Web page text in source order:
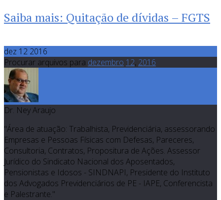
Saiba mais: Quitação de dívidas – FGTS
dez 12 2016
Procurar arquivos para dezembro 12, 2016
Dr. Ney Araujo
"Área de atuação: Trabalhista, Previdenciária, assessorando
Empresas e Pessoas Físicas com Defesas, Pareceres,
Consultoria, Contratos, Propositura de Ações. Assessor
Jurídico do Sindicato Nacional dos Aposentados,
Pensionistas e Idosos - SINDNAPI, Presidente do Instituto
dos Advogados Previdenciários de PE - IAPE, Conferencista
e Palestrante."